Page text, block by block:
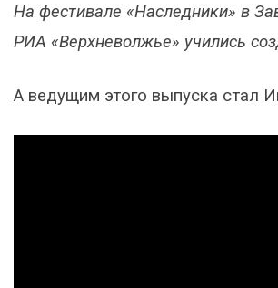
На фестивале «Наследники» в
РИА «Верхневолжье» учились
А ведущим этого выпуска стал